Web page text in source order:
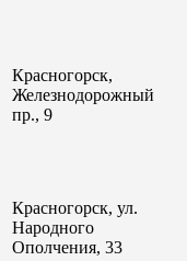
Красногорск,
Железнодорожный
пр., 9
Красногорск, ул.
Народного
Ополчения, 33